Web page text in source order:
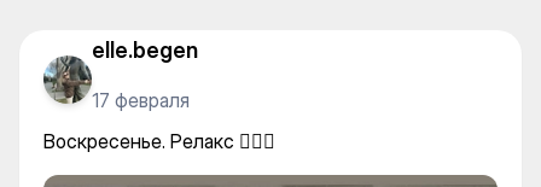
elle.begen
17 февраля
Воскресенье. Релакс 🧖🏼‍♀️